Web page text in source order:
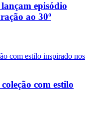
episódio
ao 30º
com estilo